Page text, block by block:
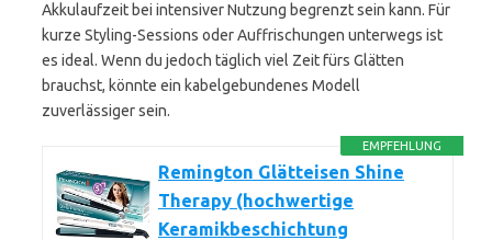
Akkulaufzeit bei intensiver Nutzung begrenzt sein kann. Für
kurze Styling-Sessions oder Auffrischungen unterwegs ist
es ideal. Wenn du jedoch täglich viel Zeit fürs Glätten
brauchst, könnte ein kabelgebundenes Modell
zuverlässiger sein.
EMPFEHLUNG
Remington Glätteisen Shine
Therapy (hochwertige
Keramikbeschichtung